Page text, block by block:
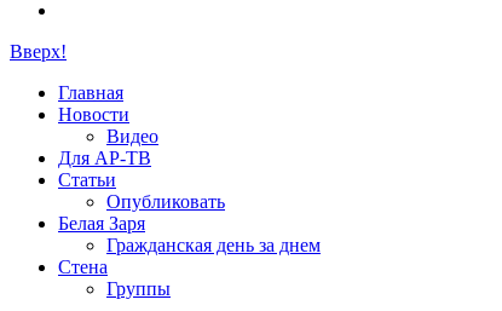
Вверх!
Главная
Новости
Видео
Для АР-ТВ
Статьи
Опубликовать
Белая Заря
Гражданская день за днем
Стена
Группы